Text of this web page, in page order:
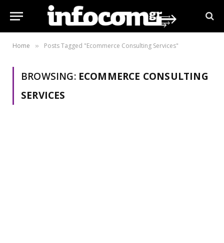
Home » Posts Tagged "Ecommerce Consulting Services"
BROWSING: ECOMMERCE CONSULTING
SERVICES